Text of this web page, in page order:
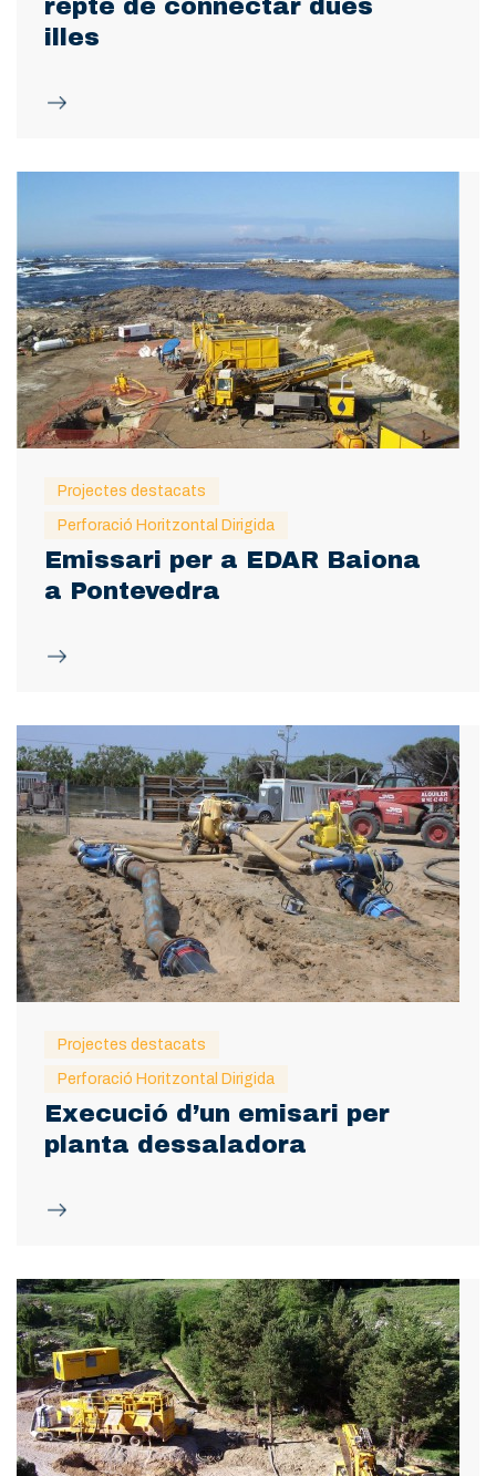
repte de connectar dues
illes
Projectes destacats
Perforació Horitzontal Dirigida
Emissari per a EDAR Baiona
a Pontevedra
Projectes destacats
Perforació Horitzontal Dirigida
Execució d’un emisari per
planta dessaladora